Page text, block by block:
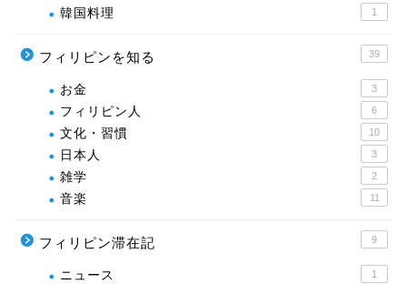
韓国料理 1
フィリピンを知る 39
お金 3
フィリピン人 6
文化・習慣 10
日本人 3
雑学 2
音楽 11
フィリピン滞在記 9
ニュース 1